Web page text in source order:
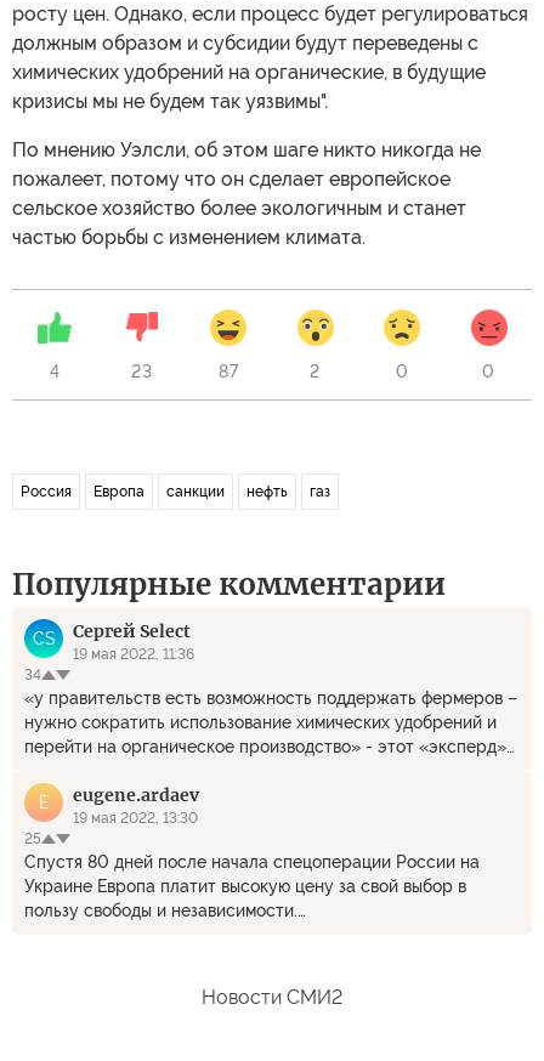
росту цен. Однако, если процесс будет регулироваться
должным образом и субсидии будут переведены с
химических удобрений на органические, в будущие
кризисы мы не будем так уязвимы".
По мнению Уэлсли, об этом шаге никто никогда не
пожалеет, потому что он сделает европейское
сельское хозяйство более экологичным и станет
частью борьбы с изменением климата.
4 23 87 2 0 0
Россия Европа санкции нефть газ
Популярные комментарии
СS Сергей Select
19 мая 2022, 11:36
34
«у правительств есть возможность поддержать фермеров –
нужно сократить использование химических удобрений и
перейти на органическое производство» - этот «эксперд»
«специалистами» они организуют голод, даже в кажущихся
благополучными, европейских странах. Аплодируем стоя!
E eugene.ardaev
19 мая 2022, 13:30
25
Спустя 80 дней после начала спецоперации России на
Украине Европа платит высокую цену за свой выбор в
пользу свободы и независимости.
глупости получат американцы. Жалкие европейские
Новости СМИ2